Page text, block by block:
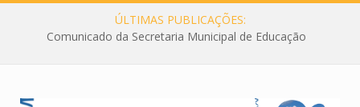
ÚLTIMAS PUBLICAÇÕES:
Comunicado da Secretaria Municipal de Educação